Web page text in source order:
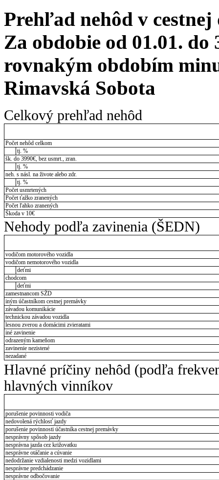
Prehľad nehôd v cestnej
Za obdobie od 01.01. do
rovnakým obdobím
Rimavská Sobota
Celkový prehľad nehôd
Počet nehôd celkom
tj. %
šk. do 3990€, bez usmrt., zran.
tj. %
neh. s násl. na živote alebo zdr.
tj. %
Počet usmrtených
Počet ťažko zranených
Počet ľahko zranených
Škoda v 10€
Nehody podľa zavinenia (ŠEDN)
vodičom motorového vozidla
vodičom nemotorového vozidla
deťmi
chodcom
deťmi
zamestnancom SŽD
iným účastníkom cestnej premávky
závadou komunikácie
technickou závadou vozidla
lesnou zverou a domácimi zvieratami
iné zavinenie
odrazeným kameňom
zavinenie nezistené
nezadané
Hlavné príčiny nehôd (podľa
hlavných vinníkov
porušenie povinnosti vodiča
nedovolená rýchlosť jazdy
porušenie povinnosti účastníka cestnej premávky
nesprávny spôsob jazdy
nesprávna jazda cez križovatku
nesprávne otáčanie a cúvanie
nedodržanie vzdialenosti medzi vozidlami
nesprávne predchádzanie
nesprávne odbočovanie